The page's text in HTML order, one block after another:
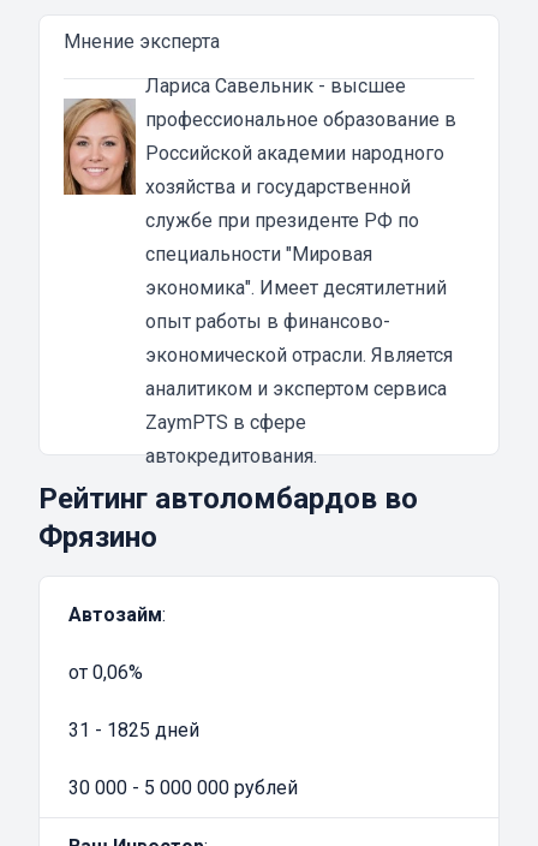
гарантии.
Преимущества денежных займов под залог
ПТС мотоцикла во Фрязино
Основная особенность займа под ПТС в том,
что техника остается у владельца. То есть, вы
получаете займ и продолжаете пользоваться
своим мотоциклом. Основное требование —
это, конечно, своевременно погашать
задолженность. В этом случае вы ничем не
рискуете.
Из преимуществ залога под ПТС
мототехники можно выделить:
быстрое оформление;
получение не менее 80% суммы от
рыночной стоимости мотороллера;
договора;
При желании, вы можете досрочно погасить
снова обратиться в финансовую структуру.
Мотоломбарды обычно предлагают
сотрудничества, с минимальными
переплатами. Именно поэтому услуга залога
Мнение эксперта
Лариса Савельник- высшее
профессиональное образование в
Российской академии народного
хозяйства и государственной
службе при президенте РФ по
специальности "Мировая
экономика". Имеет десятилетний
опыт работы в финансово-
экономической отрасли. Является
аналитиком и экспертом сервиса
ZaymPTS в сфере
автокредитования.
Рейтинг автоломбардов во
Фрязино
Автозайм:
от 0,06%
31 - 1825 дней
30 000 - 5 000 000 рублей